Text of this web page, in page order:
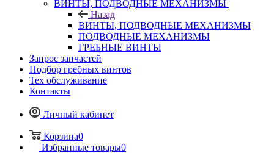
ВИНТЫ, ПОДВОДНЫЕ МЕХАНИЗМЫ
Назад
ВИНТЫ, ПОДВОДНЫЕ МЕХАНИЗМЫ
ПОДВОДНЫЕ МЕХАНИЗМЫ
ГРЕБНЫЕ ВИНТЫ
Запрос запчастей
Подбор гребных винтов
Тех обслуживание
Контакты
Личный кабинет
Корзина0
Избранные товары0